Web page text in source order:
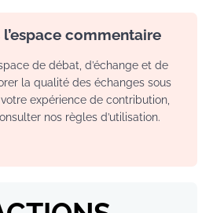
commentaire
de débat, d’échange et de
la qualité des échanges sous
expérience de contribution,
nos règles d’utilisation.